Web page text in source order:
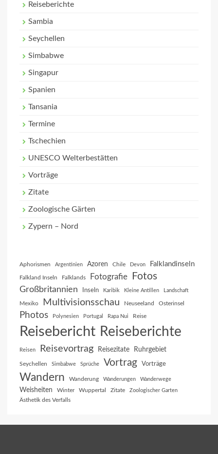
Reiseberichte
Sambia
Seychellen
Simbabwe
Singapur
Spanien
Tansania
Termine
Tschechien
UNESCO Welterbestätten
Vorträge
Zitate
Zoologische Gärten
Zypern – Nord
Aphorismen Argentinien Azoren Chile Devon Falklandinseln
Falkland Inseln Falklands Fotografie Fotos
Großbritannien Inseln Karibik Kleine Antillen Landschaft
Mexiko Multivisionsschau Neuseeland Osterinsel
Photos Polynesien Portugal Rapa Nui Reise
Reisebericht Reiseberichte
Reisen Reisevortrag Reisezitate Ruhrgebiet
Seychellen Simbabwe Sprüche Vortrag Vorträge
Wandern Wanderung Wanderungen Wanderwege
Weisheiten Winter Wuppertal Zitate Zoologischer Garten
Ästhetik des Verfalls